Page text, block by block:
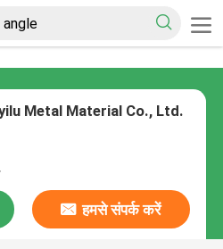
Metal Material Co., Ltd.
हमसे संपर्क करें